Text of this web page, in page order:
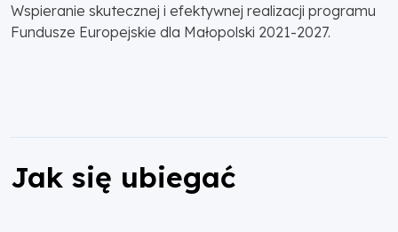
Wspieranie skutecznej i efektywnej realizacji programu
Fundusze Europejskie dla Małopolski 2021-2027.
Jak się ubiegać